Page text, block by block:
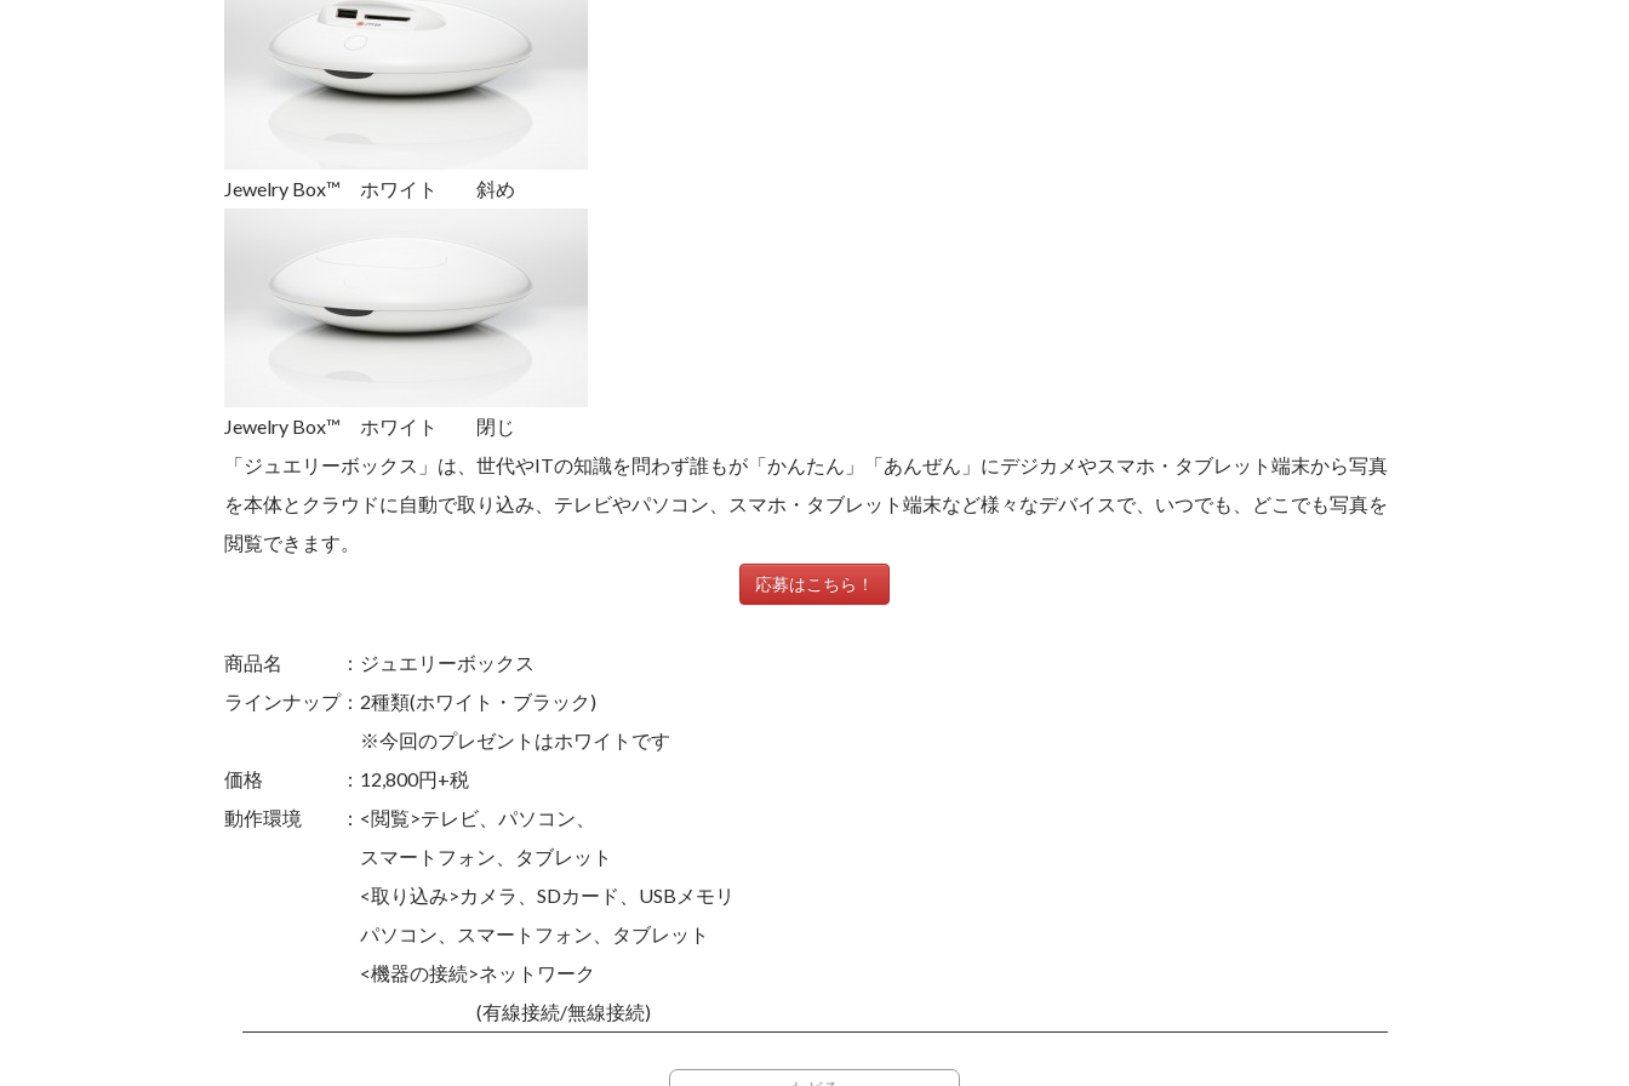
Jewelry Box™ ホワイト 斜め
Jewelry Box™ ホワイト 閉じ
「ジュエリーボックス」は、世代やITの知識を問わず誰もが「かんたん」「あんぜん」にデジカメやスマホ・タブレット端末から写真
を本体とクラウドに自動で取り込み、テレビやパソコン、スマホ・タブレット端末など様々なデバイスで、いつでも、どこでも写真を
閲覧できます。
応募はこちら！
商品名 ：ジュエリーボックス
ラインナップ：2種類(ホワイト・ブラック)
※今回のプレゼントはホワイトです
価格 ：12,800円+税
動作環境 ：<閲覧>テレビ、パソコン、
スマートフォン、タブレット
<取り込み>カメラ、SDカード、USBメモリ
パソコン、スマートフォン、タブレット
<機器の接続>ネットワーク
(有線接続/無線接続)